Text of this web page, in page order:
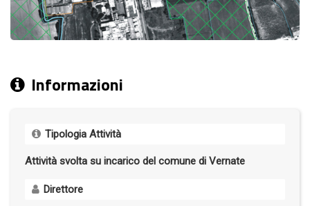
Informazioni
Tipologia Attività
Attività svolta su incarico del comune di Vernate
Direttore